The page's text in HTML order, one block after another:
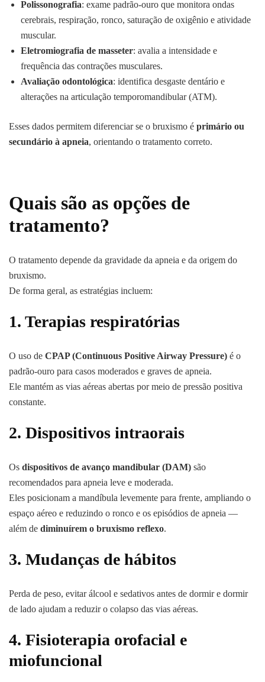
Polissonografia: exame padrão-ouro que monitora ondas
cerebrais, respiração, ronco, saturação de oxigênio e atividade
muscular.
Eletromiografia de masseter: avalia a intensidade e
frequência das contrações musculares.
Avaliação odontológica: identifica desgaste dentário e
alterações na articulação temporomandibular (ATM).
Esses dados permitem diferenciar se o bruxismo é primário ou
secundário à apneia, orientando o tratamento correto.
Quais são as opções de
tratamento?
O tratamento depende da gravidade da apneia e da origem do
bruxismo.
De forma geral, as estratégias incluem:
1. Terapias respiratórias
O uso de CPAP (Continuous Positive Airway Pressure) é o
padrão-ouro para casos moderados e graves de apneia.
Ele mantém as vias aéreas abertas por meio de pressão positiva
constante.
2. Dispositivos intraorais
Os dispositivos de avanço mandibular (DAM) são
recomendados para apneia leve e moderada.
Eles posicionam a mandíbula levemente para frente, ampliando o
espaço aéreo e reduzindo o ronco e os episódios de apneia —
além de diminuírem o bruxismo reflexo.
3. Mudanças de hábitos
Perda de peso, evitar álcool e sedativos antes de dormir e dormir
de lado ajudam a reduzir o colapso das vias aéreas.
4. Fisioterapia orofacial e
miofuncional